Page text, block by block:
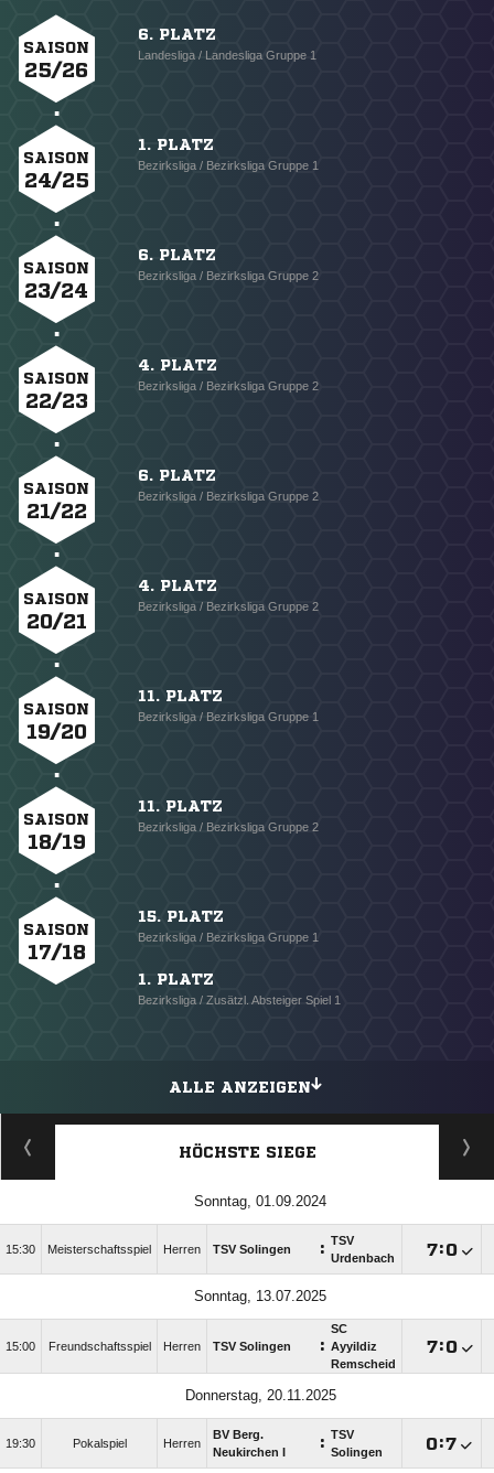
SAISON
25/26
6. PLATZ
Landesliga / Landesliga Gruppe 1
SAISON
24/25
1. PLATZ
Bezirksliga / Bezirksliga Gruppe 1
SAISON
23/24
6. PLATZ
Bezirksliga / Bezirksliga Gruppe 2
SAISON
22/23
4. PLATZ
Bezirksliga / Bezirksliga Gruppe 2
SAISON
21/22
6. PLATZ
Bezirksliga / Bezirksliga Gruppe 2
SAISON
20/21
4. PLATZ
Bezirksliga / Bezirksliga Gruppe 2
SAISON
19/20
11. PLATZ
Bezirksliga / Bezirksliga Gruppe 1
SAISON
18/19
11. PLATZ
Bezirksliga / Bezirksliga Gruppe 2
SAISON
17/18
15. PLATZ
Bezirksliga / Bezirksliga Gruppe 1
1. PLATZ
Bezirksliga / Zusätzl. Absteiger Spiel 1
ALLE ANZEIGEN
HÖCHSTE SIEGE
Sonntag, 01.09.2024
15:30 Meisterschaftsspiel Herren TSV Solingen : TSV
Urdenbach
:
Sonntag, 13.07.2025
15:00 Freundschaftsspiel Herren TSV Solingen :
SC
Ayyildiz
Remscheid
:
Donnerstag, 20.11.2025
19:30 Pokalspiel Herren
BV Berg.
Neukirchen I
: TSV
Solingen
: